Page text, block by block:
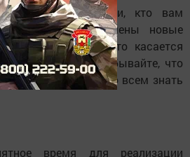
пообщаться с теми, кто вам
период не исключены новые
особенно это касается
знака. Но не забывайте, что
хорошо, но нужно во всем знать
время для реализации